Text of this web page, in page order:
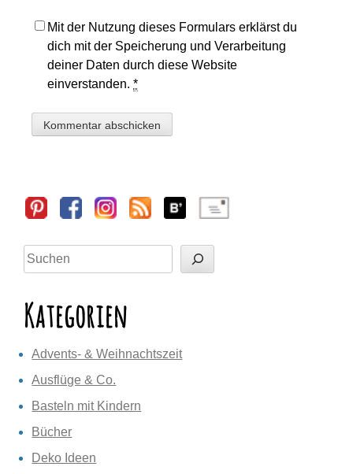
Mit der Nutzung dieses Formulars erklärst du
dich mit der Speicherung und Verarbeitung
deiner Daten durch diese Website
einverstanden.*
Sidebar
Suchen
Kategorien
Advents- & Weihnachtszeit
Ausflüge & Co.
Basteln mit Kindern
Bücher
Deko Ideen